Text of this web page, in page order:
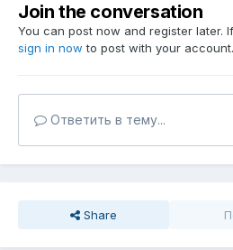
Join the conversation
You can post now and register later.
sign in now to post with your account.
Ответить в тему...
Share